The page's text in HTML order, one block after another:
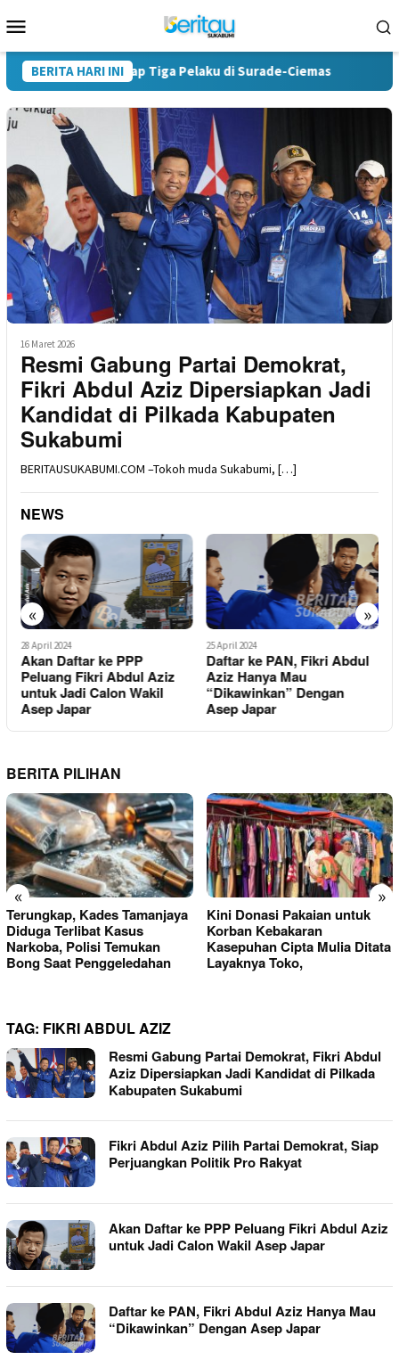
ke
Mobile
BERITA HARI INI
Tangkap Tiga Pelaku di Surade-Ciemas Terungkap,
16 Maret 2026
Resmi Gabung Partai Demokrat,
Fikri Abdul Aziz Dipersiapkan Jadi
Kandidat di Pilkada Kabupaten
Sukabumi
BERITAUSUKABUMI.COM –Tokoh muda Sukabumi, […]
NEWS
« »
28 April 2024
Akan Daftar ke PPP
Peluang Fikri Abdul Aziz
untuk Jadi Calon Wakil
Asep Japar
25 April 2024
Daftar ke PAN, Fikri Abdul
Aziz Hanya Mau
“Dikawinkan” Dengan
Asep Japar
BERITA PILIHAN
« »
Terungkap, Kades Tamanjaya
Diduga Terlibat Kasus
Narkoba, Polisi Temukan
Bong Saat Penggeledahan
Kini Donasi Pakaian untuk
Korban Kebakaran
Kasepuhan Cipta Mulia Ditata
Layaknya Toko,
TAG: FIKRI ABDUL AZIZ
Resmi Gabung Partai Demokrat, Fikri Abdul
Aziz Dipersiapkan Jadi Kandidat di Pilkada
Kabupaten Sukabumi
Fikri Abdul Aziz Pilih Partai Demokrat, Siap
Perjuangkan Politik Pro Rakyat
Akan Daftar ke PPP Peluang Fikri Abdul Aziz
untuk Jadi Calon Wakil Asep Japar
Daftar ke PAN, Fikri Abdul Aziz Hanya Mau
“Dikawinkan” Dengan Asep Japar